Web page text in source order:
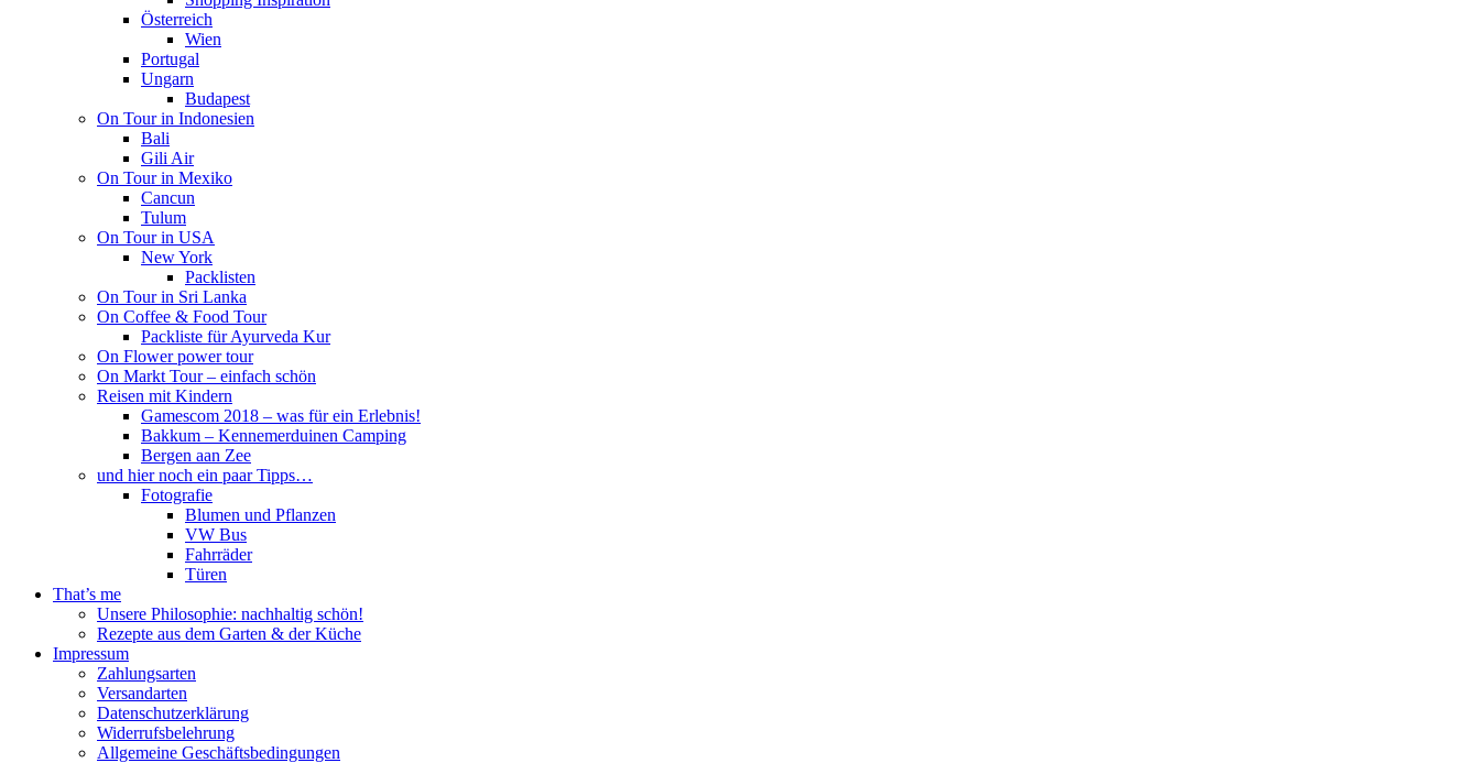
Österreich
Wien
Portugal
Ungarn
Budapest
On Tour in Indonesien
Bali
Gili Air
On Tour in Mexiko
Cancun
Tulum
On Tour in USA
New York
Packlisten
On Tour in Sri Lanka
On Coffee & Food Tour
Packliste für Ayurveda Kur
On Flower power tour
On Markt Tour – einfach schön
Reisen mit Kindern
Gamescom 2018 – was für ein Erlebnis!
Bakkum – Kennemerduinen Camping
Bergen aan Zee
und hier noch ein paar Tipps…
Fotografie
Blumen und Pflanzen
VW Bus
Fahrräder
Türen
That’s me
Unsere Philosophie: nachhaltig schön!
Rezepte aus dem Garten & der Küche
Impressum
Zahlungsarten
Versandarten
Datenschutzerklärung
Widerrufsbelehrung
Allgemeine Geschäftsbedingungen